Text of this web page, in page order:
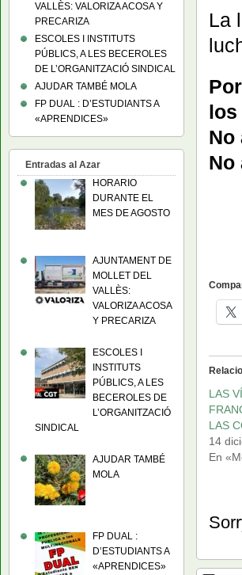
La
los
No
No
LAS
LAS
14
En
VALLÈS: VALORIZA ACOSA Y
PRECARIZA
ESCOLES I INSTITUTS
PÚBLICS, A LES BECEROLES
DE L’ORGANITZACIÓ SINDICAL
AJUDAR TAMBÉ MOLA
FP DUAL : D’ESTUDIANTS A
«APRENDICES»
Entradas al Azar
HORARIO
DURANTE EL
MES DE AGOSTO
AJUNTAMENT DE
MOLLET DEL
VALLÈS:
VALORIZA ACOSA
Y PRECARIZA
ESCOLES I
INSTITUTS
PÚBLICS, A LES
BECEROLES DE
L’ORGANITZACIÓ
SINDICAL
AJUDAR TAMBÉ
MOLA
FP DUAL :
D’ESTUDIANTS A
«APRENDICES»